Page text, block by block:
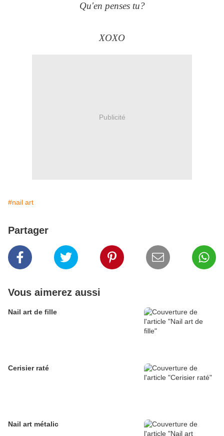
Qu'en penses tu?
XOXO
Publicité
#nail art
Partager
Vous aimerez aussi
Nail art de fille
Cerisier raté
Nail art métalic